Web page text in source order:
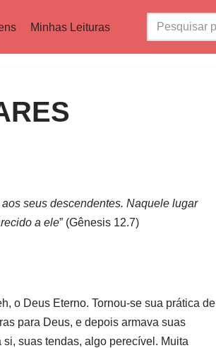
Minhas Leituras
seus descendentes. Naquele lugar
a ele” (Gênesis 12.7)
o Deus Eterno. Tornou-se sua prática de
para Deus, e depois armava suas
suas tendas, algo perecível. Muita